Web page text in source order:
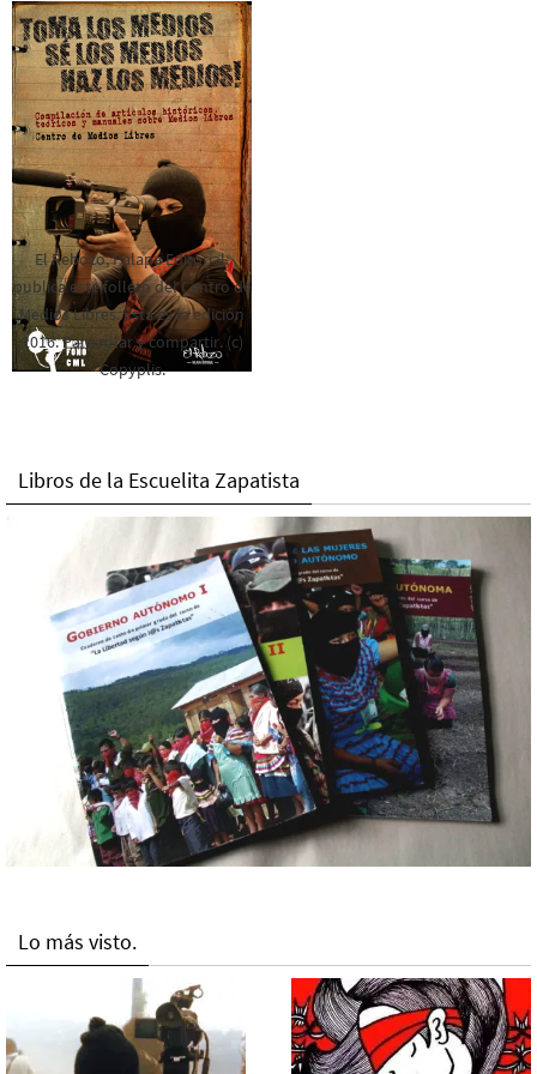
El Rebozo, Palapa Editorial,
publica este folleto del Centro de
Medios Libres. Esta es la edición
2016. Para rolar y compartir. (c)
Copyplis.
Libros de la Escuelita Zapatista
Lo más visto.